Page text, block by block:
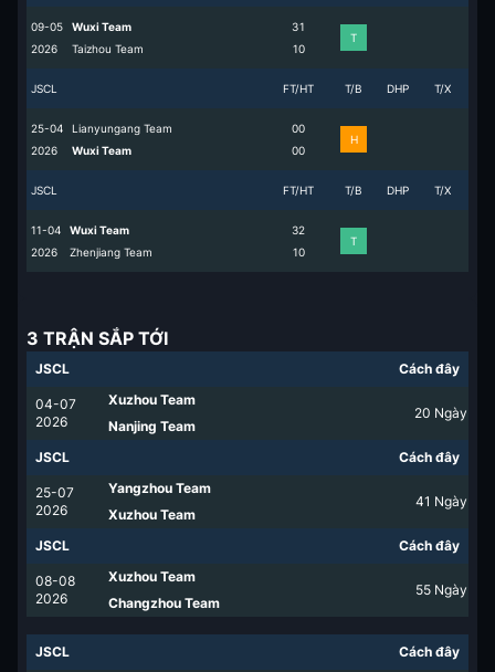
09-05
2026
Wuxi Team
Taizhou Team
3
1
1
0
T
JSCL FT/HT T/B DHP T/X
25-04
2026
Lianyungang Team
Wuxi Team
0
0
0
0
H
JSCL FT/HT T/B DHP T/X
11-04
2026
Wuxi Team
Zhenjiang Team
3
1
2
0
T
3 TRẬN SẮP TỚI
JSCL Cách đây
04-07
2026
Xuzhou Team
Nanjing Team
20 Ngày
JSCL Cách đây
25-07
2026
Yangzhou Team
Xuzhou Team
41 Ngày
JSCL Cách đây
08-08
2026
Xuzhou Team
Changzhou Team
55 Ngày
JSCL Cách đây